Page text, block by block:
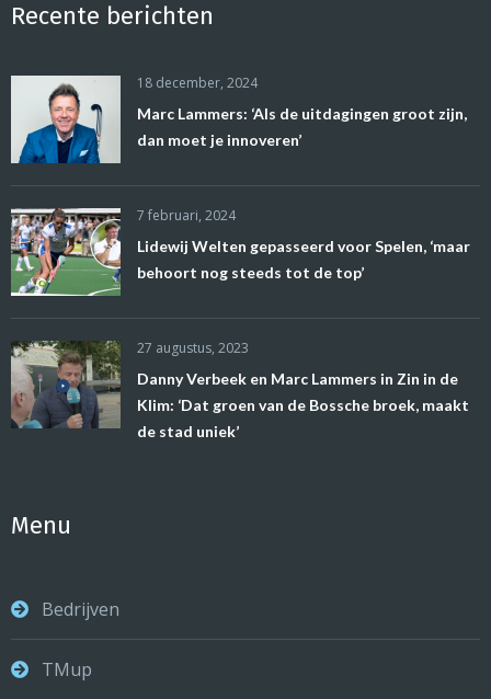
Recente berichten
18 december, 2024
Marc Lammers: ‘Als de uitdagingen groot zijn,
dan moet je innoveren’
7 februari, 2024
Lidewij Welten gepasseerd voor Spelen, ‘maar
behoort nog steeds tot de top’
27 augustus, 2023
Danny Verbeek en Marc Lammers in Zin in de
Klim: ‘Dat groen van de Bossche broek, maakt
de stad uniek’
Menu
Bedrijven
TMup